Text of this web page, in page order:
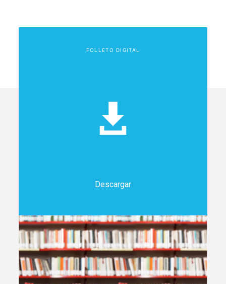
FOLLETO DIGITAL
Descargar